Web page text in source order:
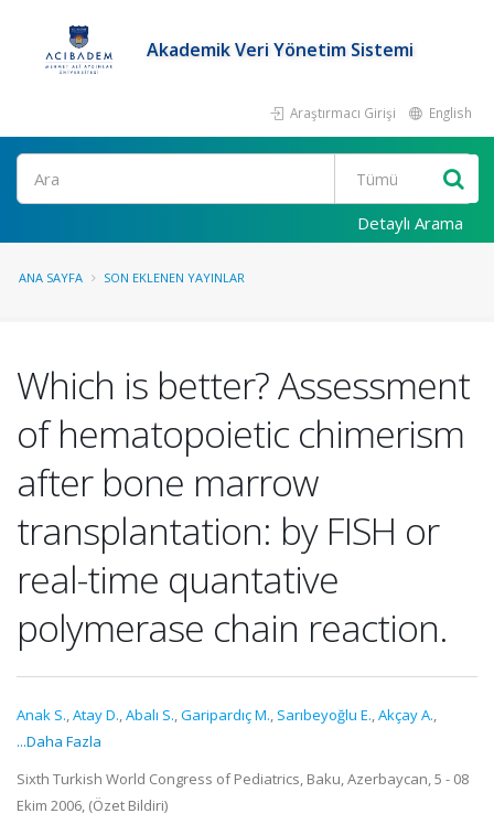
Akademik Veri Yönetim Sistemi
Araştırmacı Girişi English
Ara
Detaylı Arama
ANA SAYFA SON EKLENEN YAYINLAR
Which is better? Assessment
of hematopoietic chimerism
after bone marrow
transplantation: by FISH or
real-time quantative
polymerase chain reaction.
Anak S.,Atay D.,Abalı S.,Garipardıç M., Sarıbeyoğlu E.,Akçay A.,
...Daha Fazla
Sixth Turkish World Congress of Pediatrics, Baku, Azerbaycan, 5 - 08
Ekim 2006, (Özet Bildiri)